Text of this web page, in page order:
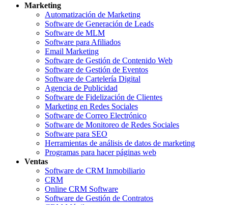
Marketing
Automatización de Marketing
Software de Generación de Leads
Software de MLM
Software para Afiliados
Email Marketing
Software de Gestión de Contenido Web
Software de Gestión de Eventos
Software de Cartelería Digital
Agencia de Publicidad
Software de Fidelización de Clientes
Marketing en Redes Sociales
Software de Correo Electrónico
Software de Monitoreo de Redes Sociales
Software para SEO
Herramientas de análisis de datos de marketing
Programas para hacer páginas web
Ventas
Software de CRM Inmobiliario
CRM
Online CRM Software
Software de Gestión de Contratos